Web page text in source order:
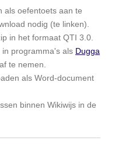
als oefentoets aan te
nodig (te linken).
in het formaat QTI 3.0.
programma's als Dugga
te nemen.
als Word-document
binnen Wikiwijs in de